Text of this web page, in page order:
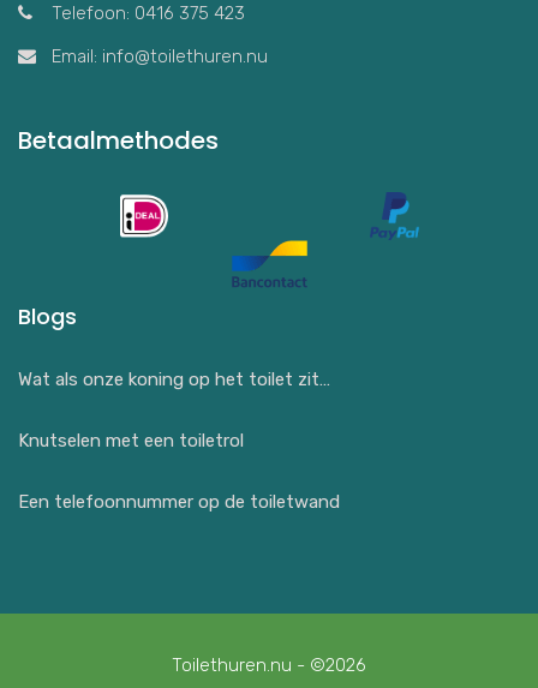
Telefoon: 0416 375 423
Email: info@toilethuren.nu
Betaalmethodes
Blogs
Wat als onze koning op het toilet zit…
Knutselen met een toiletrol
Een telefoonnummer op de toiletwand
Toilethuren.nu - ©2026